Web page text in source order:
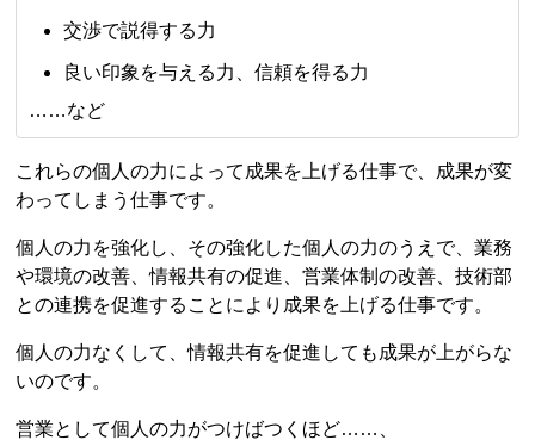
交渉で説得する力
良い印象を与える力、信頼を得る力
……など
これらの個人の力によって成果を上げる仕事で、成果が変
わってしまう仕事です。
個人の力を強化し、その強化した個人の力のうえで、業務
や環境の改善、情報共有の促進、営業体制の改善、技術部
との連携を促進することにより成果を上げる仕事です。
個人の力なくして、情報共有を促進しても成果が上がらな
いのです。
営業として個人の力がつけばつくほど……、